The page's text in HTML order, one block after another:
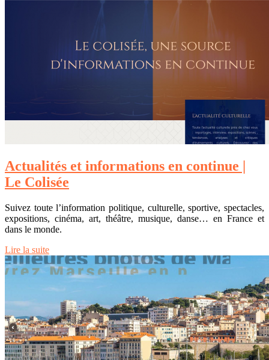
Actualités et informations en continue |
Le Colisée
Suivez toute l’information politique, culturelle, sportive, spectacles,
expositions, cinéma, art, théâtre, musique, danse… en France et
dans le monde.
Lire la suite